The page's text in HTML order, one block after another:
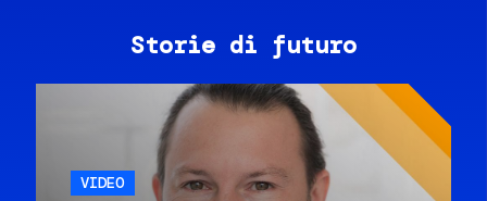
Storie di futuro
VIDEO